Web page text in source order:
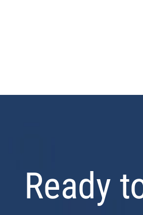
Ready